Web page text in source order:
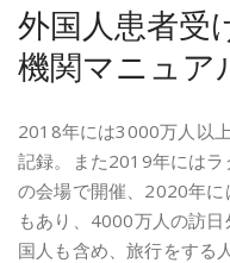
外国人患者受
機関マニュア
2018年には3000万人以
記録。また2019年には
の会場で開催、2020年
もあり、4000万人の訪
国人も含め、旅行をする